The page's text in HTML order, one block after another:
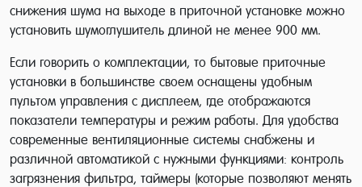
снижения шума на выходе в приточной установке можно
установить шумоглушитель длиной не менее 900 мм.
Если говорить о комплектации, то бытовые приточные
установки в большинстве своем оснащены удобным
пультом управления с дисплеем, где отображаются
показатели температуры и режим работы. Для удобства
современные вентиляционные системы снабжены и
различной автоматикой с нужными функциями: контроль
загрязнения фильтра, таймеры (которые позволяют менять